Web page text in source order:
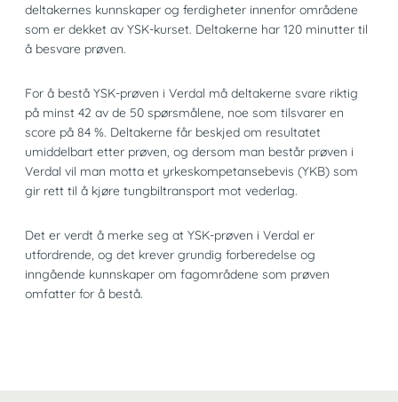
deltakernes kunnskaper og ferdigheter innenfor områdene
som er dekket av YSK-kurset. Deltakerne har 120 minutter til
å besvare prøven.
For å bestå YSK-prøven i Verdal må deltakerne svare riktig
på minst 42 av de 50 spørsmålene, noe som tilsvarer en
score på 84 %. Deltakerne får beskjed om resultatet
umiddelbart etter prøven, og dersom man består prøven i
Verdal vil man motta et yrkeskompetansebevis (YKB) som
gir rett til å kjøre tungbiltransport mot vederlag.
Det er verdt å merke seg at YSK-prøven i Verdal er
utfordrende, og det krever grundig forberedelse og
inngående kunnskaper om fagområdene som prøven
omfatter for å bestå.